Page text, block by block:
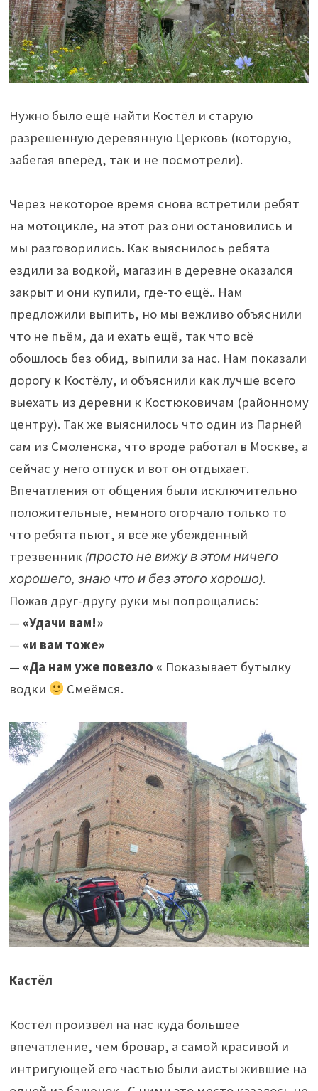
Нужно было ещё найти Костёл и старую
разрешенную деревянную Церковь (которую,
забегая вперёд, так и не посмотрели).
Через некоторое время снова встретили ребят
на мотоцикле, на этот раз они остановились и
мы разговорились. Как выяснилось ребята
ездили за водкой, магазин в деревне оказался
закрыт и они купили, где-то ещё.. Нам
предложили выпить, но мы вежливо объяснили
что не пьём, да и ехать ещё, так что всё
обошлось без обид, выпили за нас. Нам показали
дорогу к Костёлу, и объяснили как лучше всего
выехать из деревни к Костюковичам (районному
центру). Так же выяснилось что один из Парней
сам из Смоленска, что вроде работал в Москве, а
сейчас у него отпуск и вот он отдыхает.
Впечатления от общения были исключительно
положительные, немного огорчало только то
что ребята пьют, я всё же убеждённый
трезвенник (просто не вижу в этом ничего
хорошего, знаю что и без этого хорошо).
Пожав друг-другу руки мы попрощались:
— «Удачи вам!»
— «и вам тоже»
— «Да нам уже повезло « Показывает бутылку
водки
Смеёмся.
Кастёл
Костёл произвёл на нас куда большее
впечатление, чем бровар, а самой красивой и
интригующей его частью были аисты жившие на